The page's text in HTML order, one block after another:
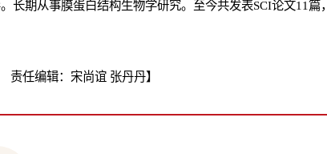
期从事膜蛋白结构生物学研究。至今共发表SCI论文11篇，
编辑：宋尚谊 张丹丹】